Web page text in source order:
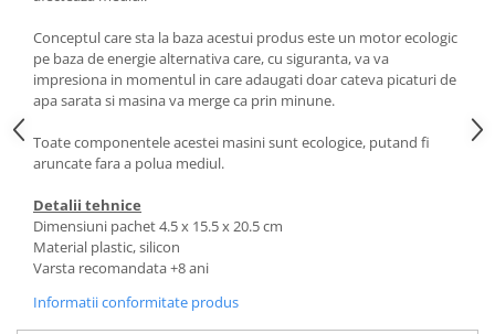
Conceptul care sta la baza acestui produs este un motor ecologic
pe baza de energie alternativa care, cu siguranta, va va
impresiona in momentul in care adaugati doar cateva picaturi de
apa sarata si masina va merge ca prin minune.
Toate componentele acestei masini sunt ecologice, putand fi
aruncate fara a polua mediul.
Detalii tehnice
Dimensiuni pachet 4.5 x 15.5 x 20.5 cm
Material plastic, silicon
Varsta recomandata +8 ani
Informatii conformitate produs